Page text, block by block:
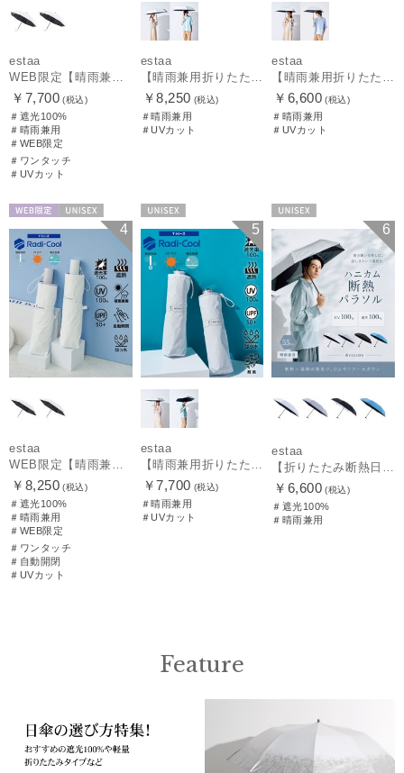
estaa
WEB限定【晴雨兼用日傘】エスタ(estaa)REIKYAKUパラソル 55㎝ ラディクール 遮光100 UV100 ボタンジャンプ
￥7,700 (税込)
＃遮光100%
＃晴雨兼用
＃WEB限定
＃ワンタッチ
＃UVカット
estaa
【晴雨兼用折りたたみ日傘】エスタ(estaa)REIKYAKUパラソル 大きめ60㎝ 世界初の放射冷却素材ラディクール 遮光100 UV100 耐風
￥8,250 (税込)
＃晴雨兼用
＃UVカット
estaa
【晴雨兼用折りたたみ日傘】エスタ(estaa)REIKYAKUパラソル 50㎝ 世界初の放射冷却素材ラディクール 遮光100 UV100
￥6,600 (税込)
＃晴雨兼用
＃UVカット
4
estaa
￥8,250 (税込)
＃遮光100%
＃晴雨兼用
＃WEB限定
＃ワンタッチ
＃自動開閉
＃UVカット
5
estaa
￥7,700 (税込)
＃晴雨兼用
＃UVカット
6
estaa
【折りたたみ断熱日傘】エスタ (estaa) ハニカム断熱パラソル 55㎝ 折りたたみ傘 晴雨兼用 遮光100 UV100
￥6,600 (税込)
＃遮光100%
＃晴雨兼用
Feature